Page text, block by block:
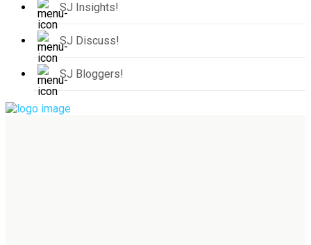
SJ Insights!
SJ Discuss!
SJ Bloggers!